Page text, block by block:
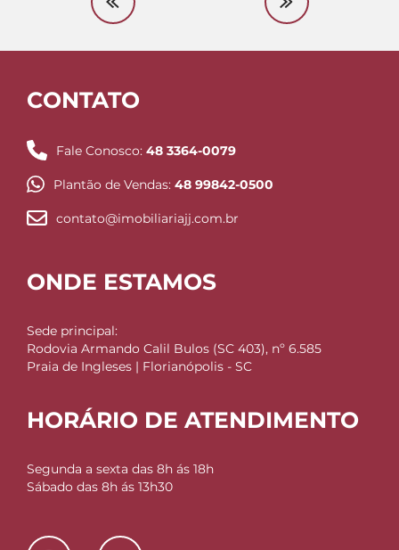
CONTATO
Fale Conosco: 48 3364-0079
Plantão de Vendas: 48 99842-0500
contato@imobiliariajj.com.br
ONDE ESTAMOS
Sede principal:
Rodovia Armando Calil Bulos (SC 403), nº 6.585
Praia de Ingleses | Florianópolis - SC
HORÁRIO DE ATENDIMENTO
Segunda a sexta das 8h ás 18h
Sábado das 8h ás 13h30